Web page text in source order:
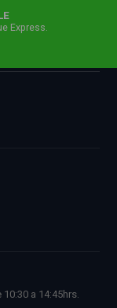
Express.
a 14:45hrs.